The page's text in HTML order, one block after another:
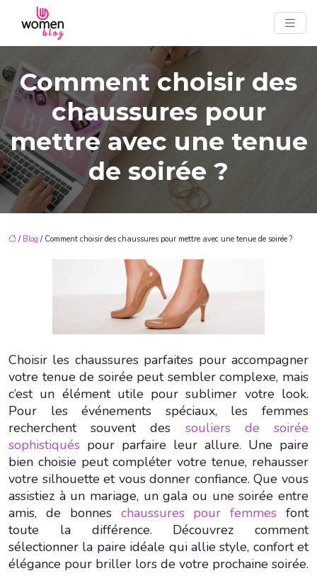
Comment choisir des
chaussures pour
mettre avec une tenue
de soirée ?
/ Blog / Comment choisir des chaussures pour mettre avec une tenue de soirée ?
Choisir les chaussures parfaites pour accompagner
votre tenue de soirée peut sembler complexe, mais
c’est un élément utile pour sublimer votre look.
Pour les événements spéciaux, les femmes
recherchent souvent des souliers de soirée
sophistiqués pour parfaire leur allure. Une paire
bien choisie peut compléter votre tenue, rehausser
votre silhouette et vous donner confiance. Que vous
assistiez à un mariage, un gala ou une soirée entre
amis, de bonnes chaussures pour femmes font
toute la différence. Découvrez comment
sélectionner la paire idéale qui allie style, confort et
élégance pour briller lors de votre prochaine soirée.